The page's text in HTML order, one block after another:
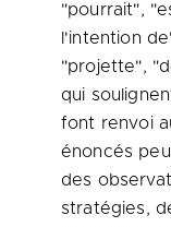
"pourrait",
l'intention
"projette",
qui
font renvoi
énoncés
des
stratégies,